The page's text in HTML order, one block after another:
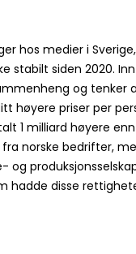
medier i
siden 2020.
og
høyere priser per
1 milliard høyere
norske bedrifter,
hadde disse